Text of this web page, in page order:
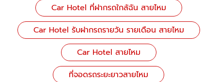
Car Hotel ที่ฝากรถใกล้ฉัน สายไหม
Car Hotel รับฝากรถรายวัน รายเดือน สายไหม
Car Hotel สายไหม
ที่จอดรถระยะยาวสายไหม